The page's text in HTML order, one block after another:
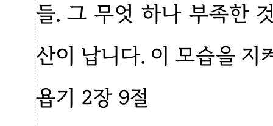
들. 그 무엇 하나 부족한
산이 납니다. 이 모습을 지
욥기 2장 9절